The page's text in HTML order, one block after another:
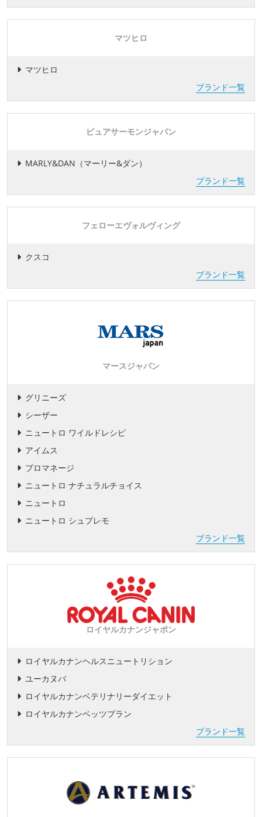
マツヒロ
マツヒロ
ブランド一覧
ピュアサーモンジャパン
MARLY&DAN（マーリー&ダン）
ブランド一覧
フェローエヴォルヴィング
クスコ
ブランド一覧
マースジャパン
グリニーズ
シーザー
ニュートロ ワイルドレシピ
アイムス
プロマネージ
ニュートロ ナチュラルチョイス
ニュートロ
ニュートロ シュプレモ
ブランド一覧
ロイヤルカナンジャポン
ロイヤルカナンヘルスニュートリション
ユーカヌバ
ロイヤルカナンベテリナリーダイエット
ロイヤルカナンベッツプラン
ブランド一覧